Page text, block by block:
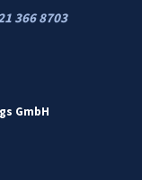
366 8703
GmbH